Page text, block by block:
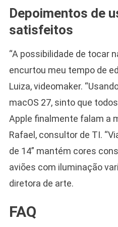
Depoimentos de
satisfeitos
“A possibilidade de tocar
encurtou meu tempo de
Luiza, videomaker.
macOS 27, sinto que
Apple finalmente falam a
Rafael, consultor de TI.
de 14” mantém cores
aviões com iluminação
diretora de arte.
FAQ